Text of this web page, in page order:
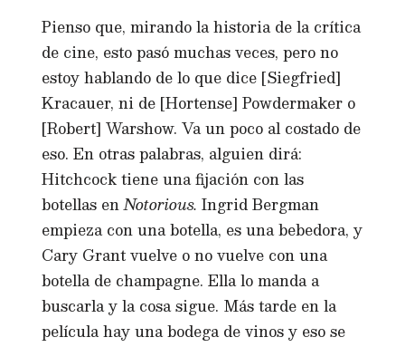
Pienso que, mirando la historia de la crítica
de cine, esto pasó muchas veces, pero no
estoy hablando de lo que dice [Siegfried]
Kracauer, ni de [Hortense] Powdermaker o
[Robert] Warshow. Va un poco al costado de
eso. En otras palabras, alguien dirá:
Hitchcock tiene una fijación con las
botellas enNotorious.Ingrid Bergman
empieza con una botella, es una bebedora, y
Cary Grant vuelve o no vuelve con una
botella de champagne. Ella lo manda a
buscarla y la cosa sigue. Más tarde en la
película hay una bodega de vinos y eso se